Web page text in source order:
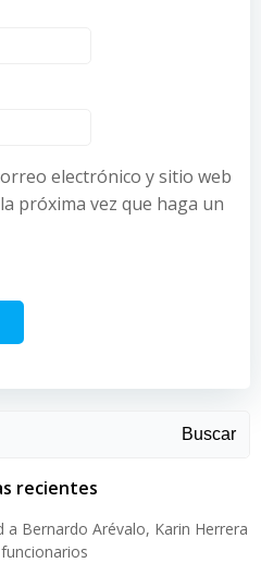
electrónico y sitio web
próxima vez que haga un
Buscar
recientes
Bernardo Arévalo, Karin Herrera